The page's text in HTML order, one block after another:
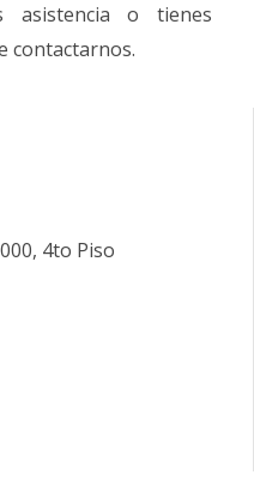
asistencia o tienes
contactarnos.
4to Piso